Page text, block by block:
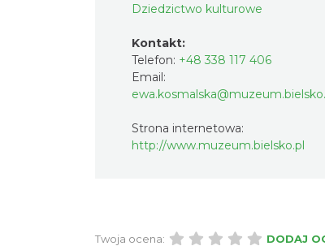
Dziedzictwo kulturowe
Kontakt:
Telefon: +48 338 117 406
Email:
Strona internetowa:
http://www.muzeum.bielsko.pl
Twoja ocena: DODAJ